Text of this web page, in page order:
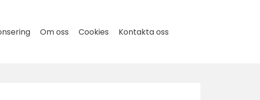
Om oss Cookies Kontakta oss